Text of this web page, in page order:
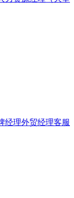
经理外贸经理客服